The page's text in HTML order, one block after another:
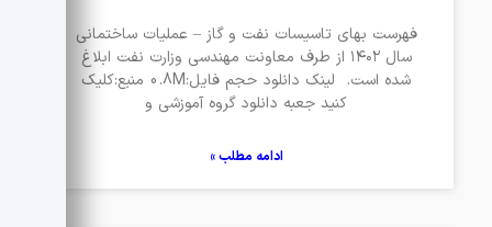
فهرست بهای تاسیسات نفت و گاز – عملیات ساختمانی
سال ۱۴۰۲ از طرف معاونت مهندسی وزارت نفت ابلاغ
شده است. لینک دانلود حجم فایل:0.8M منبع:کلیک
کنید جعبه دانلود گروه آموزشی و
ادامه مطلب »